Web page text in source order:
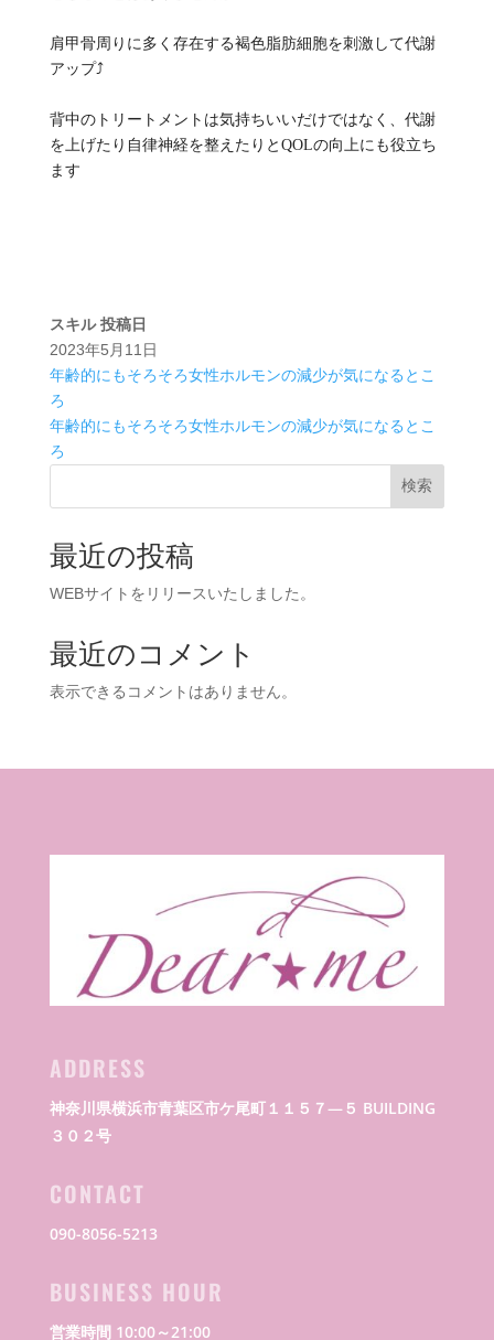
肩甲骨周りに多く存在する褐色脂肪細胞を刺激して代謝
アップ⤴️
背中のトリートメントは気持ちいいだけではなく、代謝
を上げたり自律神経を整えたりとQOLの向上にも役立ち
ます
スキル 投稿日
2023年5月11日
年齢的にもそろそろ女性ホルモンの減少が気になるとこ
ろ
年齢的にもそろそろ女性ホルモンの減少が気になるとこ
ろ
検索
最近の投稿
WEBサイトをリリースいたしました。
最近のコメント
表示できるコメントはありません。
ADDRESS
神奈川県横浜市青葉区市ケ尾町１１５７―５ BUILDING
３０２号
CONTACT
090-8056-5213
BUSINESS HOUR
営業時間 10:00～21:00